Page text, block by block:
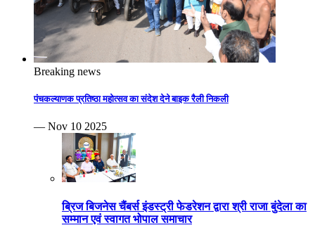
Breaking news
पंचकल्याणक प्रतिष्ठा महोत्सव का संदेश देने बाइक रैली निकली
— Nov 10 2025
ब्रिज बिजनेस चैंबर्स इंडस्ट्री फेडरेशन द्वारा श्री राजा बुंदेला का
सम्मान एवं स्वागत भोपाल समाचार